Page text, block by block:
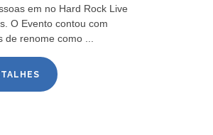
em no Hard Rock Live
O Evento contou com
de renome como ...